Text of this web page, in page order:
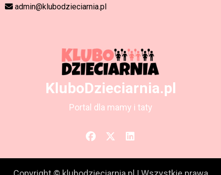
admin@klubodzieciarnia.pl
KluboDzieciarnia.pl
Portal dla mamy i taty